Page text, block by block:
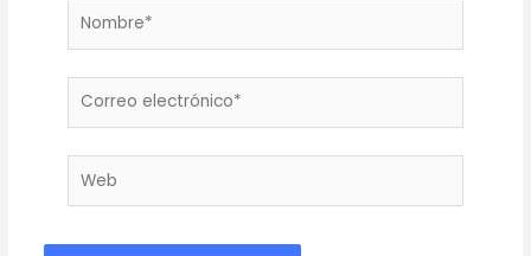
Nombre*
Correo
Web